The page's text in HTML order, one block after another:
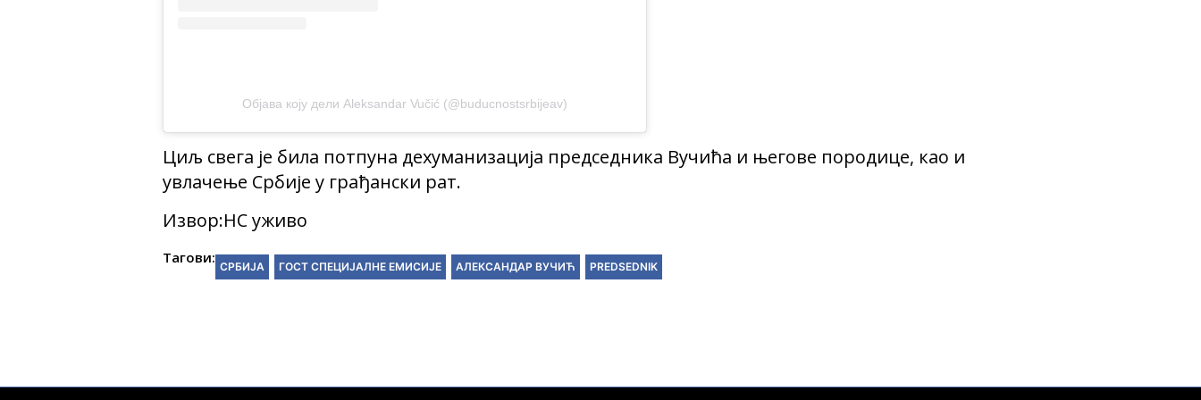
Објава коју дели Aleksandar Vučić (@buducnostsrbijeav)
Циљ свега је била потпуна дехуманизација председника Вучића и његове породице, као и
увлачење Србије у грађански рат.
Извор:НС уживо
Тагови:
СРБИЈА ГОСТ СПЕЦИЈАЛНЕ ЕМИСИЈЕ АЛЕКСАНДАР ВУЧИЋ PREDSEDNIK